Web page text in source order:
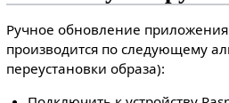
Ручное обновление
производится по следующему
переустановки образа):